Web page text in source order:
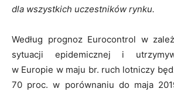
dla wszystkich uczestników rynku.
Według prognoz Eurocontrol w
sytuacji epidemicznej i
w Europie w maju br. ruch lotniczy
70 proc. w porównaniu do maja